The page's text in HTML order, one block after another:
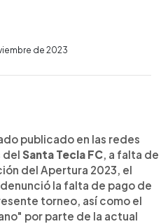
de 2023
publicado en las redes
del Santa Tecla FC, a falta de
del Apertura 2023, el
la falta de pago de
torneo, así como el
por parte de la actual